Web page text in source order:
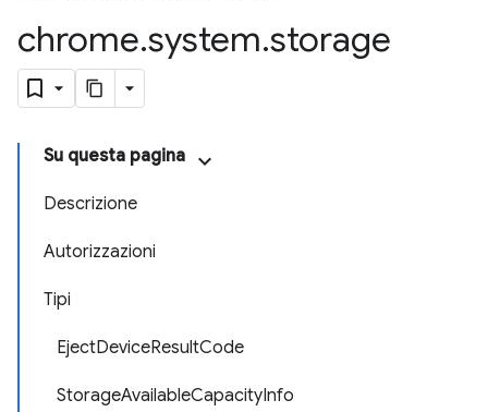
chrome.system.storage
Su questa pagina
Descrizione
Autorizzazioni
Tipi
EjectDeviceResultCode
StorageAvailableCapacityInfo